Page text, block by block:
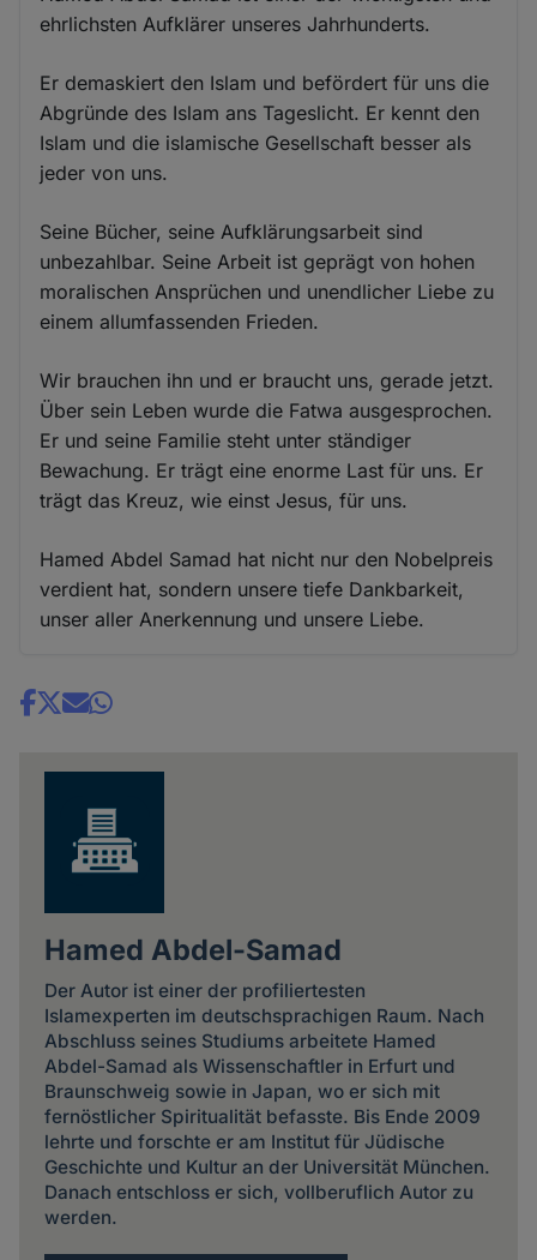
ehrlichsten Aufklärer unseres Jahrhunderts.
Er demaskiert den Islam und befördert für uns die
Abgründe des Islam ans Tageslicht. Er kennt den
Islam und die islamische Gesellschaft besser als
jeder von uns.
Seine Bücher, seine Aufklärungsarbeit sind
unbezahlbar. Seine Arbeit ist geprägt von hohen
moralischen Ansprüchen und unendlicher Liebe zu
einem allumfassenden Frieden.
Wir brauchen ihn und er braucht uns, gerade jetzt.
Über sein Leben wurde die Fatwa ausgesprochen.
Er und seine Familie steht unter ständiger
Bewachung. Er trägt eine enorme Last für uns. Er
trägt das Kreuz, wie einst Jesus, für uns.
Hamed Abdel Samad hat nicht nur den Nobelpreis
verdient hat, sondern unsere tiefe Dankbarkeit,
unser aller Anerkennung und unsere Liebe.
Share
Hamed Abdel-Samad
Der Autor ist einer der profiliertesten
Islamexperten im deutschsprachigen Raum. Nach
Abschluss seines Studiums arbeitete Hamed
Abdel-Samad als Wissenschaftler in Erfurt und
Braunschweig sowie in Japan, wo er sich mit
fernöstlicher Spiritualität befasste. Bis Ende 2009
lehrte und forschte er am Institut für Jüdische
Geschichte und Kultur an der Universität München.
Danach entschloss er sich, vollberuflich Autor zu
werden.